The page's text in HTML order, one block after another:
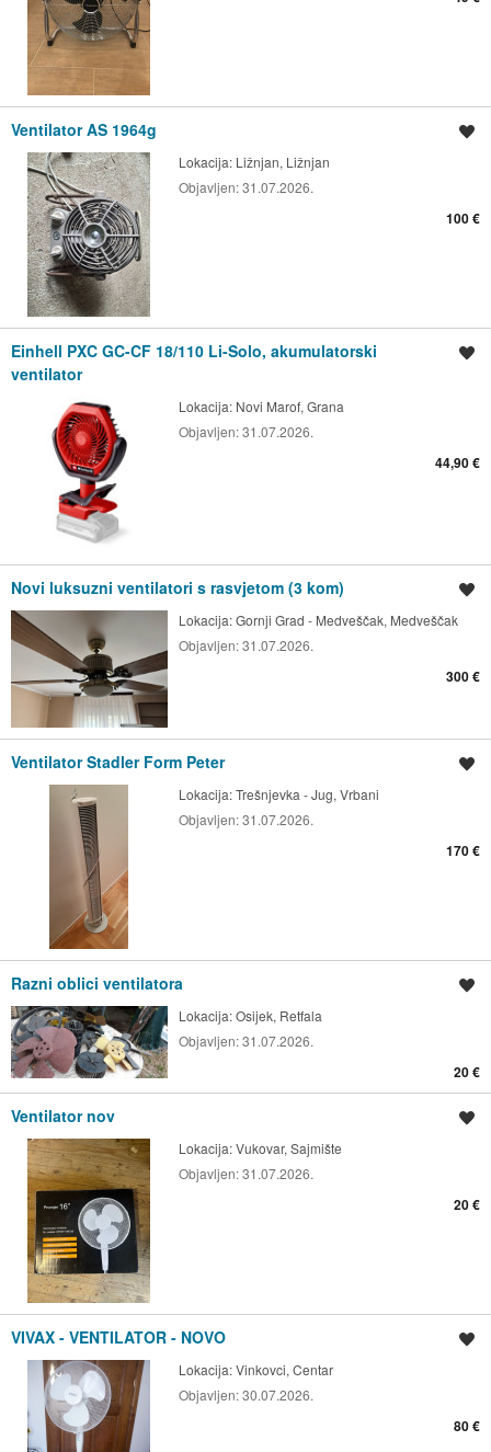
Ventilator AS 1964g
Lokacija: Ližnjan, Ližnjan
Objavljen:31.07.2026.
100 €
Einhell PXC GC-CF 18/110 Li-Solo, akumulatorski
ventilator
Lokacija: Novi Marof, Grana
Objavljen:31.07.2026.
44,90 €
Novi luksuzni ventilatori s rasvjetom (3 kom)
Lokacija:Gornji Grad - Medveščak, Medveščak
Objavljen:31.07.2026.
300 €
Ventilator Stadler Form Peter
Lokacija:Trešnjevka - Jug, Vrbani
Objavljen:31.07.2026.
170 €
Razni oblici ventilatora
Lokacija:Osijek, Retfala
Objavljen:31.07.2026.
20 €
Ventilator nov
Lokacija:Vukovar, Sajmište
Objavljen:31.07.2026.
20 €
VIVAX - VENTILATOR - NOVO
Lokacija:Vinkovci, Centar
Objavljen:30.07.2026.
80 €